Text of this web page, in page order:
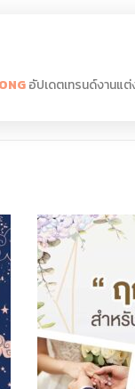
อัปเดตเทรนด์งานแ